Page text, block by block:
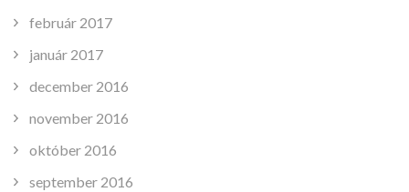
február 2017
január 2017
december 2016
november 2016
október 2016
september 2016